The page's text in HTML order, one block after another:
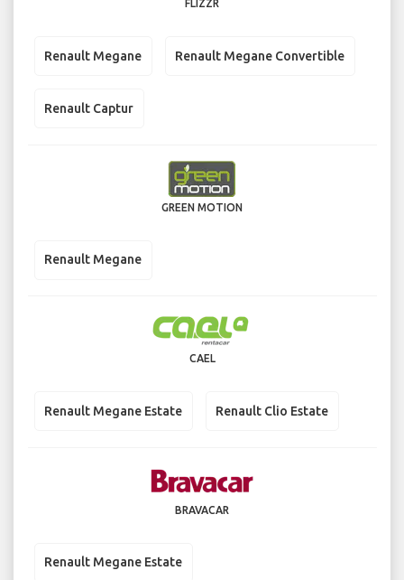
FLIZZR
Renault Megane Renault Megane Convertible
Renault Captur
GREEN MOTION
Renault Megane
CAEL
Renault Megane Estate Renault Clio Estate
BRAVACAR
Renault Megane Estate